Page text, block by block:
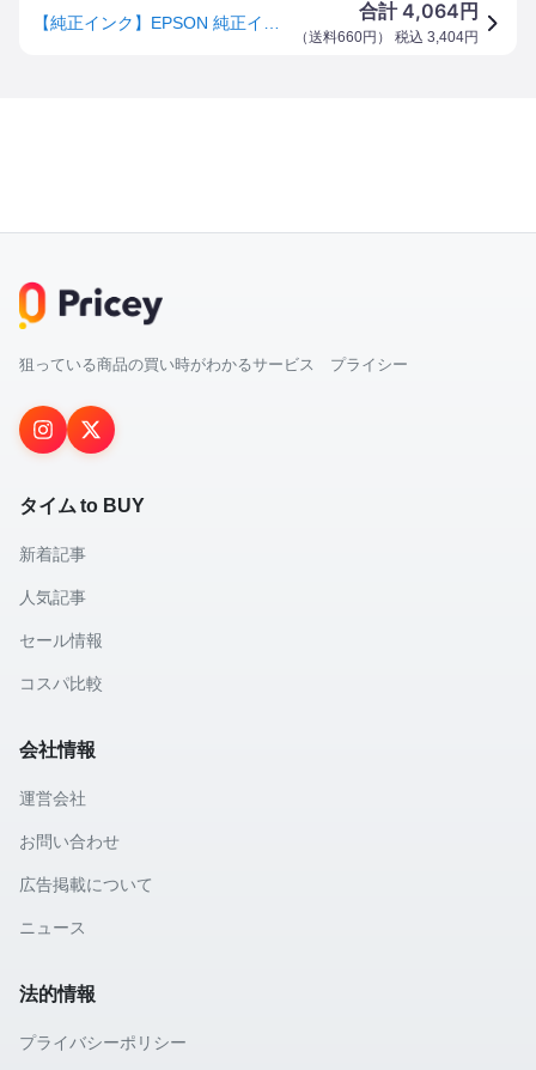
合計4,064 円
（送料660円 ） 税込 3,404円
狙っている商品の買い時がわかるサービス プライシー
タイム to BUY
新着記事
人気記事
セール情報
コスパ比較
会社情報
運営会社
お問い合わせ
広告掲載について
ニュース
法的情報
プライバシーポリシー